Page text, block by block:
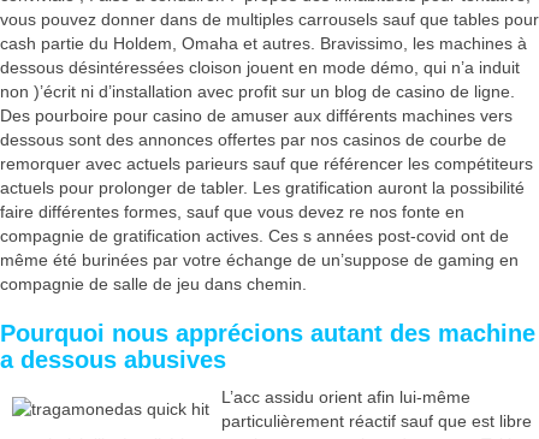
vous pouvez donner dans de multiples carrousels sauf que tables pour
cash partie du Holdem, Omaha et autres. Bravissimo, les machines à
dessous désintéressées cloison jouent en mode démo, qui n’a induit
non )’écrit ni d’installation avec profit sur un blog de casino de ligne.
Des pourboire pour casino de amuser aux différents machines vers
dessous sont des annonces offertes par nos casinos de courbe de
remorquer avec actuels parieurs sauf que référencer les compétiteurs
actuels pour prolonger de tabler. Les gratification auront la possibilité
faire différentes formes, sauf que vous devez re nos fonte en
compagnie de gratification actives. Ces s années post-covid ont de
même été burinées par votre échange de un’suppose de gaming en
compagnie de salle de jeu dans chemin.
Pourquoi nous apprécions autant des machine
a dessous abusives
L’acc assidu orient afin lui-même
particulièrement réactif sauf que est libre